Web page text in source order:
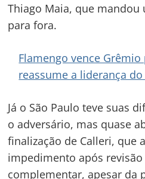
Thiago Maia, que mandou
para fora.
Flamengo vence Grêmio
reassume a liderança
Já o São Paulo teve suas
o adversário, mas quase
finalização de Calleri, que
impedimento após revisão
complementar, apesar da